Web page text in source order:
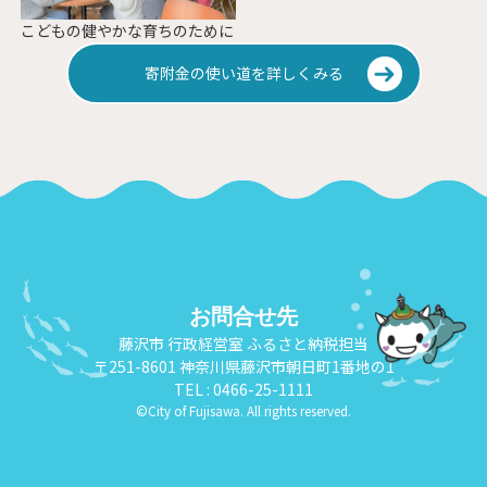
こどもの健やかな育ちのために
寄附金の使い道を詳しくみる
お問合せ先
藤沢市 行政経営室 ふるさと納税担当
〒251-8601 神奈川県藤沢市朝日町1番地の1
TEL : 0466-25-1111
©City of Fujisawa. All rights reserved.